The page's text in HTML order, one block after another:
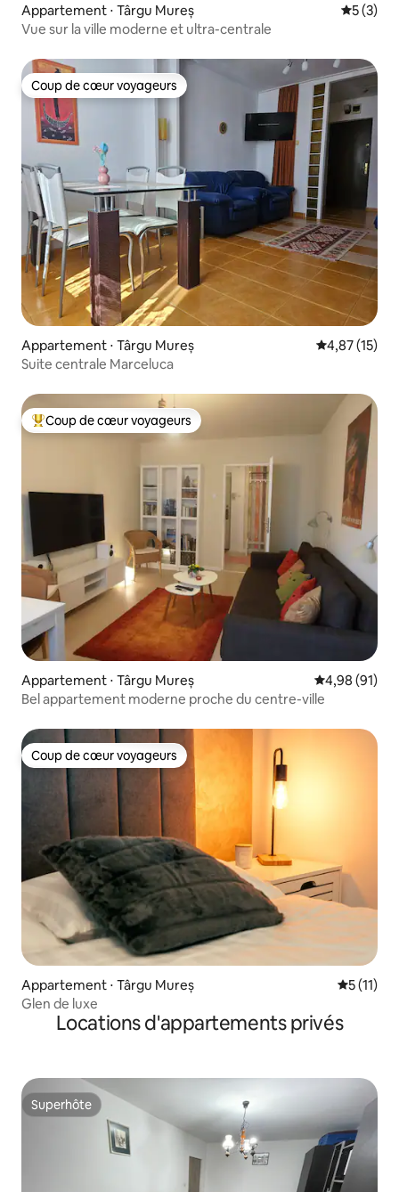
Appartement ⋅ Târgu Mureș
5 (3)
Vue sur la ville moderne et ultra-centrale
Coup de cœur voyageurs
Coup de cœur voyageurs
Appartement ⋅ Târgu Mureș Évaluation
4,87 (15)
Suite centrale Marceluca
Coups de cœur voyageurs les plus appréciés
Coup de cœur voyageurs
Appartement ⋅ Târgu Mureș Évaluation
4,98 (91)
Bel appartement moderne proche du centre-ville
Coup de cœur voyageurs
Coup de cœur voyageurs
Appartement ⋅ Târgu Mureș
5 (11)
Glen de luxe
Locations d'appartements privés
Superhôte
Superhôte